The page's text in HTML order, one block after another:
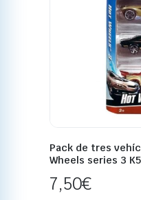
Pack de tres
Wheels series 3
7,50€